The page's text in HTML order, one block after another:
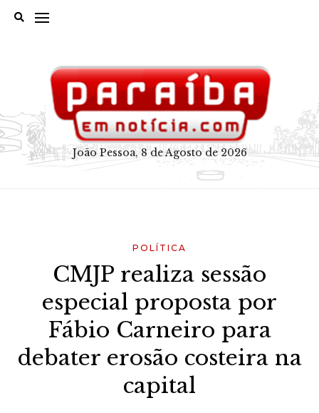
João Pessoa, 8 de Agosto de 2026
POLÍTICA
CMJP realiza sessão
especial proposta por
Fábio Carneiro para
debater erosão costeira na
capital